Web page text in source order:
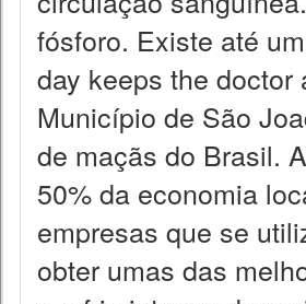
fósforo. Existe até
day keeps the doctor
Município de São
de maçãs do Brasil.
50% da economia
empresas que se
obter umas das